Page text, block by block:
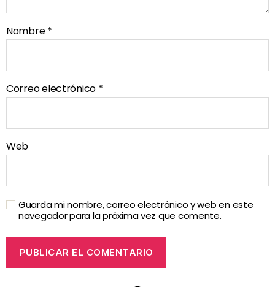
Nombre*
Correo electrónico *
Web
Guarda mi nombre, correo electrónico y web en este
navegador para la próxima vez que comente.